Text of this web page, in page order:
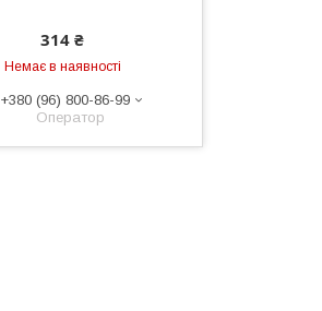
314 ₴
Немає в наявності
+380 (96) 800-86-99
Оператор